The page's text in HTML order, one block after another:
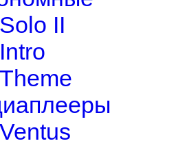
Solo II
Intro
Theme
Ventus